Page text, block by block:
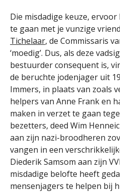
Die misdadige keuze,
te gaan met je vunzige
Tichelaar, de Commissaris
‘moedig’. Dus, als deze
bestuurder consequent is,
de beruchte jodenjager uit
Immers, in plaats van zoals
helpers van Anne Frank en
maken in verzet te gaan
bezetters, deed Wim
aan zijn nazi-broodheren
vangen in een
Diederik Samsom aan zijn
misdadige belofte heeft
mensenjagers te helpen bij